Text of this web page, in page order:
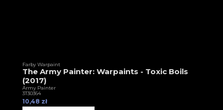
Farby Warpaint
The Army Painter: Warpaints - Toxic Boils
(2017)
Army Painter
3T30364
10,48 zł